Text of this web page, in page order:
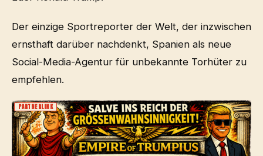
Der einzige Sportreporter der Welt, der inzwischen
ernsthaft darüber nachdenkt, Spanien als neue
Social-Media-Agentur für unbekannte Torhüter zu
empfehlen.
PARTNERLINK